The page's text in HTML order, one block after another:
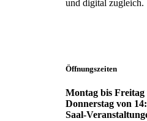
und digital zugleich.
Öffnungszeiten
Montag bis Freitag
Donnerstag von
Saal-